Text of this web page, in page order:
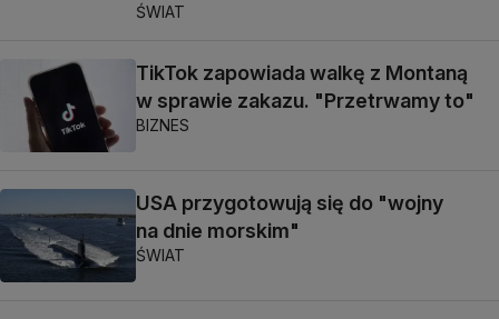
ŚWIAT
TikTok zapowiada walkę z Montaną
w sprawie zakazu. "Przetrwamy to"
BIZNES
USA przygotowują się do "wojny
na dnie morskim"
ŚWIAT